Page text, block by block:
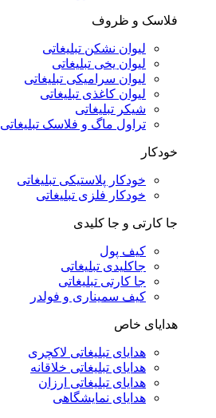
فلاسک و ظروف
لیوان نشکن تبلیغاتی
لیوان یخی تبلیغاتی
لیوان سرامیکی تبلیغاتی
لیوان کاغذی تبلیغاتی
شیکر تبلیغاتی
تراول ماگ و فلاسک تبلیغاتی
خودکار
خودکار پلاستیکی تبلیغاتی
خودکار فلزی تبلیغاتی
جا کارتی و جا کلیدی
کیف پول
جاکلیدی تبلیغاتی
جا کارتی تبلیغاتی
کیف سمیناری و فولدر
هدایای خاص
هدایای تبلیغاتی لاکچری
هدایای تبلیغاتی خلاقانه
هدایای تبلیغاتی ارزان
هدایای نمایشگاهی